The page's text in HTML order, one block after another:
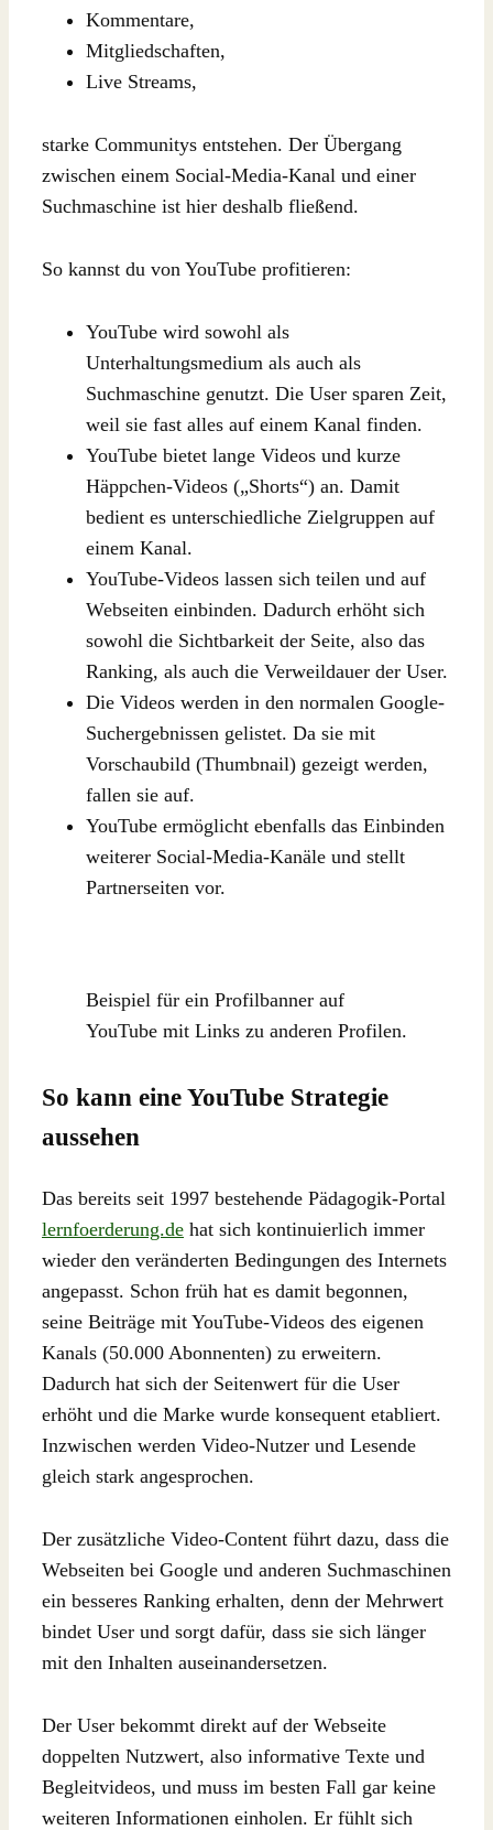
Kommentare,
Mitgliedschaften,
Live Streams,
starke Communitys entstehen. Der Übergang
zwischen einem Social-Media-Kanal und einer
Suchmaschine ist hier deshalb fließend.
So kannst du von YouTube profitieren:
YouTube wird sowohl als
Unterhaltungsmedium als auch als
Suchmaschine genutzt. Die User sparen Zeit,
weil sie fast alles auf einem Kanal finden.
YouTube bietet lange Videos und kurze
Häppchen-Videos („Shorts“) an. Damit
bedient es unterschiedliche Zielgruppen auf
einem Kanal.
YouTube-Videos lassen sich teilen und auf
Webseiten einbinden. Dadurch erhöht sich
sowohl die Sichtbarkeit der Seite, also das
Ranking, als auch die Verweildauer der User.
Die Videos werden in den normalen Google-
Suchergebnissen gelistet. Da sie mit
Vorschaubild (Thumbnail) gezeigt werden,
fallen sie auf.
YouTube ermöglicht ebenfalls das Einbinden
weiterer Social-Media-Kanäle und stellt
Partnerseiten vor.
Beispiel für ein Profilbanner auf
YouTube mit Links zu anderen Profilen.
So kann eine YouTube Strategie
aussehen
Das bereits seit 1997 bestehende Pädagogik-Portal
lernfoerderung.de hat sich kontinuierlich immer
wieder den veränderten Bedingungen des Internets
angepasst. Schon früh hat es damit begonnen,
seine Beiträge mit YouTube-Videos des eigenen
Kanals (50.000 Abonnenten) zu erweitern.
Dadurch hat sich der Seitenwert für die User
erhöht und die Marke wurde konsequent etabliert.
Inzwischen werden Video-Nutzer und Lesende
gleich stark angesprochen.
Der zusätzliche Video-Content führt dazu, dass die
Webseiten bei Google und anderen Suchmaschinen
ein besseres Ranking erhalten, denn der Mehrwert
bindet User und sorgt dafür, dass sie sich länger
mit den Inhalten auseinandersetzen.
Der User bekommt direkt auf der Webseite
doppelten Nutzwert, also informative Texte und
Begleitvideos, und muss im besten Fall gar keine
weiteren Informationen einholen. Er fühlt sich